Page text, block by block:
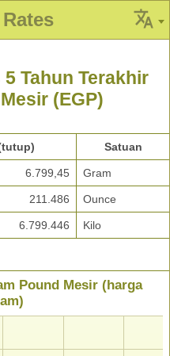
Tahun Terakhir
(EGP)
Satuan
6.799,45 Gram
211.486 Ounce
6.799.446 Kilo
Pound Mesir (harga